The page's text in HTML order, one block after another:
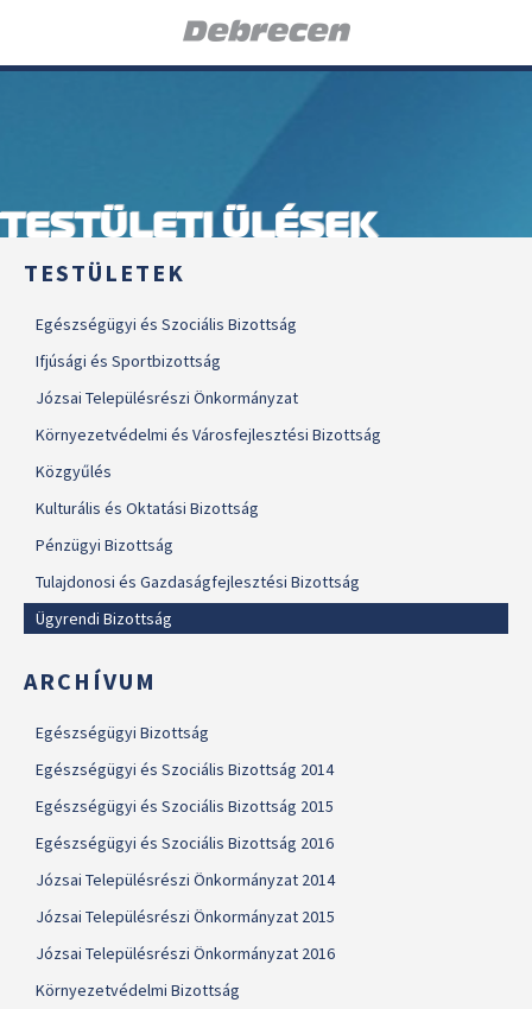
TESTÜLETI ÜLÉSEK
TESTÜLETEK
Egészségügyi és Szociális Bizottság
Ifjúsági és Sportbizottság
Józsai Településrészi Önkormányzat
Környezetvédelmi és Városfejlesztési Bizottság
Közgyűlés
Kulturális és Oktatási Bizottság
Pénzügyi Bizottság
Tulajdonosi és Gazdaságfejlesztési Bizottság
Ügyrendi Bizottság
ARCHÍVUM
Egészségügyi Bizottság
Egészségügyi és Szociális Bizottság 2014
Egészségügyi és Szociális Bizottság 2015
Egészségügyi és Szociális Bizottság 2016
Józsai Településrészi Önkormányzat 2014
Józsai Településrészi Önkormányzat 2015
Józsai Településrészi Önkormányzat 2016
Környezetvédelmi Bizottság